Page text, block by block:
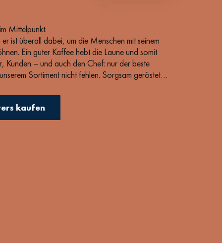
Mittelpunkt:
ist überall dabei, um die Menschen mit seinem
Ein guter Kaffee hebt die Laune und somit
Kunden – und auch den Chef: nur der beste
Sortiment nicht fehlen. Sorgsam geröstet
Begleiter und bestens geeignet für Siebträger,
bleibt er stets bekömmlich und rund.
kaufen